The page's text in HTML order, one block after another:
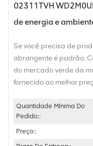
02311TVH
de energia e
Se você precisa de
abrangente é padrão.
do mercado verde da
fornecido ao melhor
Quantidade Mínima Do
Pedido::
Preço::